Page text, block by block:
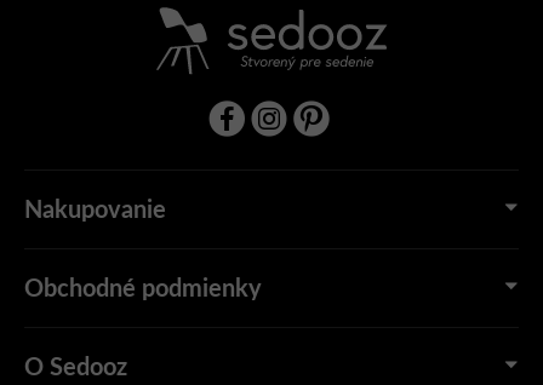
Nakupovanie
Obchodné podmienky
O Sedooz